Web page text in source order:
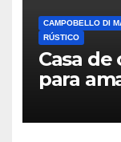
CAMPOBELLO DI
RÚSTICO
Casa
para
Mazara